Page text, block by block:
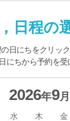
日程の
日にちをクリッ
にちから予約を受
2026年9月
水 木 金